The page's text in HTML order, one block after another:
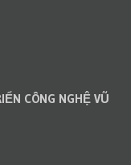
CÔNG NGHỆ VŨ